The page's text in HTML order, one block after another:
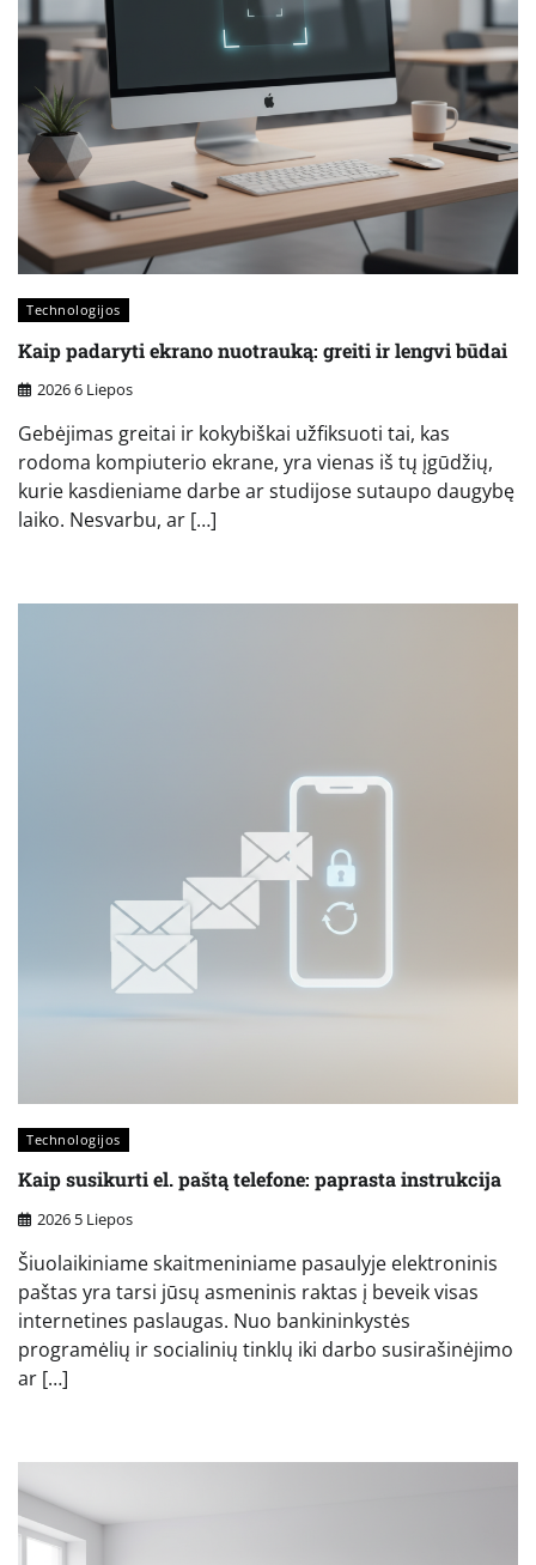
Technologijos
Kaip padaryti ekrano nuotrauką: greiti ir lengvi būdai
2026 6 Liepos
Gebėjimas greitai ir kokybiškai užfiksuoti tai, kas
rodoma kompiuterio ekrane, yra vienas iš tų įgūdžių,
kurie kasdieniame darbe ar studijose sutaupo daugybę
laiko. Nesvarbu, ar […]
Technologijos
Kaip susikurti el. paštą telefone: paprasta instrukcija
2026 5 Liepos
Šiuolaikiniame skaitmeniniame pasaulyje elektroninis
paštas yra tarsi jūsų asmeninis raktas į beveik visas
internetines paslaugas. Nuo bankininkystės
programėlių ir socialinių tinklų iki darbo susirašinėjimo
ar […]